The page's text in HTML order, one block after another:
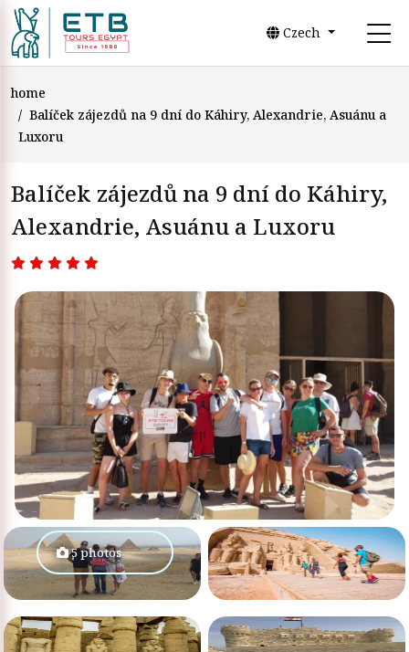
Czech
home
Balíček zájezdů na 9 dní do Káhiry, Alexandrie, Asuánu a
Luxoru
Balíček zájezdů na 9 dní do Káhiry,
Alexandrie, Asuánu a Luxoru
5 photos